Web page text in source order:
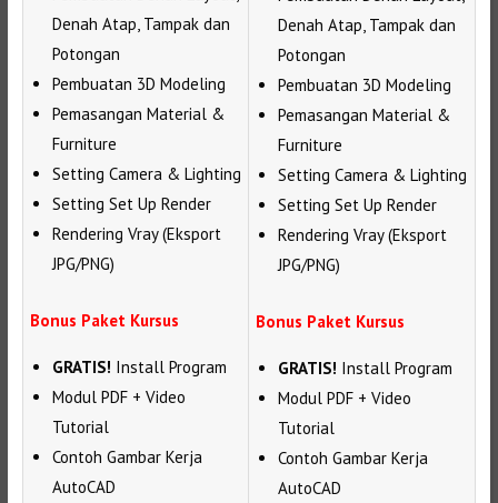
Denah Atap, Tampak dan
Potongan
Pembuatan 3D Modeling
Pemasangan Material &
Furniture
Setting Camera & Lighting
Setting Set Up Render
Rendering Vray (Eksport
JPG/PNG)
Bonus Paket Kursus
GRATIS! Install Program
Modul PDF + Video
Tutorial
Contoh Gambar Kerja
AutoCAD
Denah Atap, Tampak dan
Potongan
Pembuatan 3D Modeling
Pemasangan Material &
Furniture
Setting Camera & Lighting
Setting Set Up Render
Rendering Vray (Eksport
JPG/PNG)
Bonus Paket Kursus
GRATIS! Install Program
Modul PDF + Video
Tutorial
Contoh Gambar Kerja
AutoCAD